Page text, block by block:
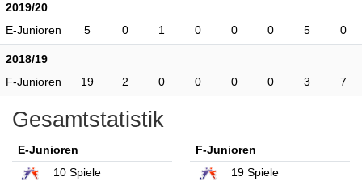
2019/20
E-Junioren
5 0 1 0 0 0 5 0
2018/19
F-Junioren
19 2 0 0 0 0 3 7
Gesamtstatistik
E-Junioren
10 Spiele
F-Junioren
19Spiele